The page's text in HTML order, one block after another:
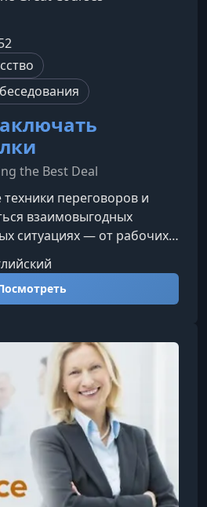
the Best Deal
переговоров и
взаимовыгодных
ситуациях — от рабочих
Этот курс
отстаивать свои
доверие и укрепляя
стратегии и модели
используют успешные
медиации и